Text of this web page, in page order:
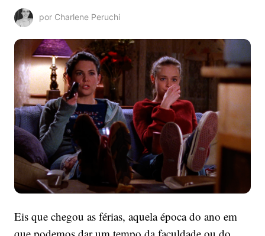
nas
férias
por Charlene Peruchi
Eis que chegou as férias, aquela época do ano em